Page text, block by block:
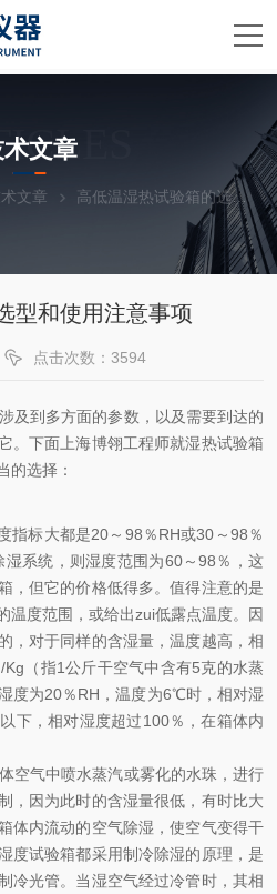
文章
文章 高低温湿热试验箱的选型和使用注意事项
型和使用注意事项
点击次数：3594
及到多方面的参数，以及需要到达的
。下面上海博翎工程师就湿热试验箱
的选择：
指标大都是20～98％RH或30～98％
系统，则湿度范围为60～98％，这
，但它的价格低得多。值得注意的是
温度范围，或给出zui低露点温度。因
，对于同样的含湿量，温度越高，相
（指1公斤干空气中含有5克的水蒸
度为20％RH，温度为6℃时，相对湿
下，相对湿度超过100％，在箱体内
空气中喷水蒸汽或雾化的水珠，进行
，因为此时的含湿量很低，有时比大
体内流动的空气除湿，使空气变得干
度试验箱都采用制冷除湿的原理，是
冷光管。当湿空气经过冷管时，其相